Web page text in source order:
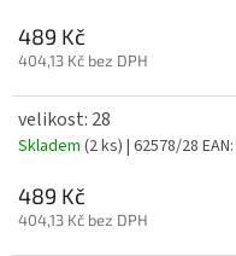
489 Kč
404,13 Kč bez DPH
velikost: 28
Skladem (2 ks) | 62578/28 EAN:
489 Kč
404,13 Kč bez DPH